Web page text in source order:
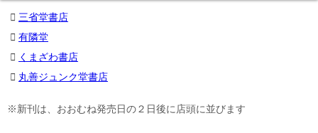
三省堂書店
有隣堂
くまざわ書店
丸善ジュンク堂書店
※新刊は、おおむね発売日の２日後に店頭に並びます